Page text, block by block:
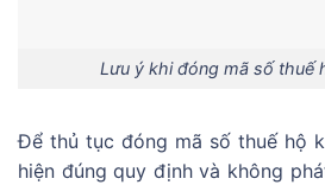
Lưu ý khi đóng mã số thuế
Để thủ tục đóng mã số thuế hộ
hiện đúng quy định và không